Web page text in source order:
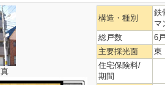
構造・種別
鉄
マ
総戸数
6
主要採光面
東
住宅保険料/
期間